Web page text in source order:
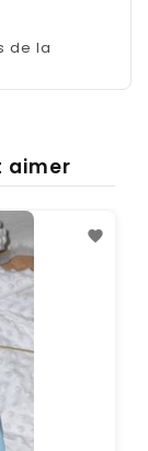
de la
aimer